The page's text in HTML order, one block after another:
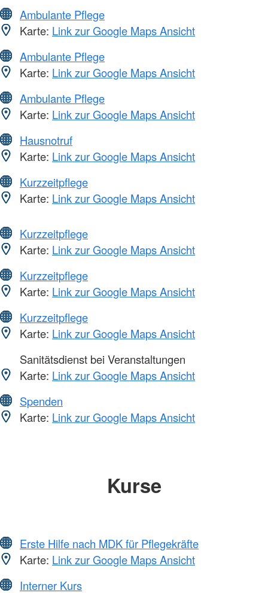
Ambulante Pflege
Karte: Link zur Google Maps Ansicht
Ambulante Pflege
Karte: Link zur Google Maps Ansicht
Ambulante Pflege
Karte: Link zur Google Maps Ansicht
Hausnotruf
Karte: Link zur Google Maps Ansicht
Kurzzeitpflege
Karte: Link zur Google Maps Ansicht
Kurzzeitpflege
Karte: Link zur Google Maps Ansicht
Kurzzeitpflege
Karte: Link zur Google Maps Ansicht
Kurzzeitpflege
Karte: Link zur Google Maps Ansicht
Sanitätsdienst bei Veranstaltungen
Karte: Link zur Google Maps Ansicht
Spenden
Karte: Link zur Google Maps Ansicht
Kurse
Erste Hilfe nach MDK für Pflegekräfte
Karte: Link zur Google Maps Ansicht
Interner Kurs